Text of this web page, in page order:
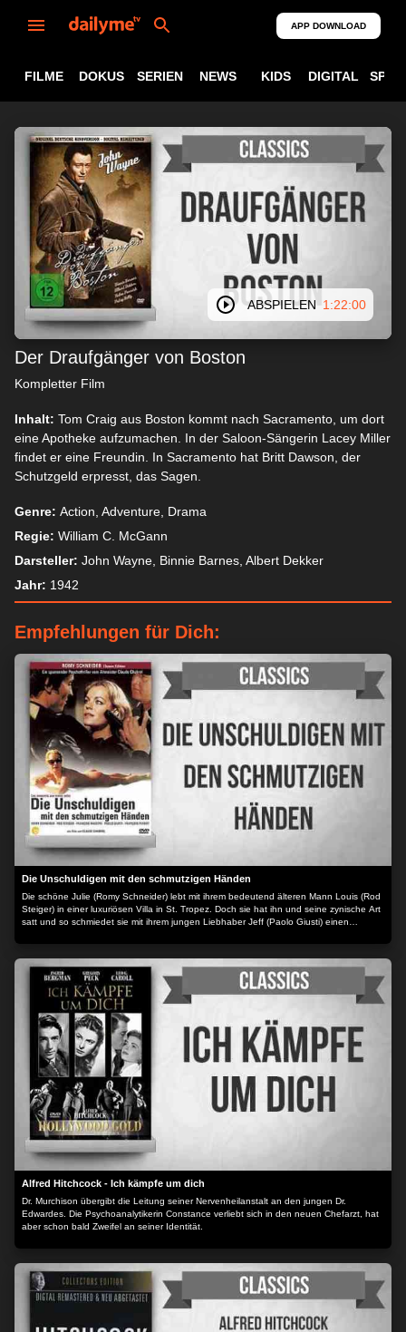
APP DOWNLOAD
FILME DOKUS SERIEN NEWS KIDS DIGITAL
ABSPIELEN 1:22:00
Der Draufgänger von Boston
Kompletter Film
Inhalt: Tom Craig aus Boston kommt nach Sacramento, um dort
eine Apotheke aufzumachen. In der Saloon-Sängerin Lacey Miller
findet er eine Freundin. In Sacramento hat Britt Dawson, der
Schutzgeld erpresst, das Sagen.
Genre: Action, Adventure, Drama
Regie: William C. McGann
Darsteller: John Wayne, Binnie Barnes, Albert Dekker
Jahr: 1942
Empfehlungen für Dich:
Die Unschuldigen mit den schmutzigen Händen
Die schöne Julie (Romy Schneider) lebt mit ihrem bedeutend älteren Mann Louis (Rod
Steiger) in einer luxuriösen Villa in St. Tropez. Doch sie hat ihn und seine zynische Art
satt und so schmiedet sie mit ihrem jungen Liebhaber Jeff (Paolo Giusti) einen
Leben beginnen. Es soll aussehen wie ein Unfall, doch der Plan geht schief. Plötzlich
taucht der Totgesagte wieder auf...
Alfred Hitchcock - Ich kämpfe um dich
Dr. Murchison übergibt die Leitung seiner Nervenheilanstalt an den jungen Dr.
Edwardes. Die Psychoanalytikerin Constance verliebt sich in den neuen Chefarzt, hat
aber schon bald Zweifel an seiner Identität.